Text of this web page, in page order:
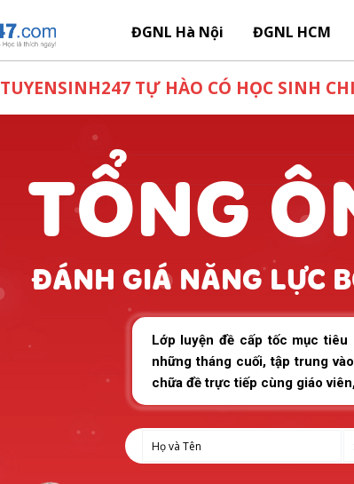
ĐGNL Hà Nội ĐGNL HCM
TUYENSINH247 TỰ HÀO CÓ HỌC SINH
Lớp luyện đề cấp tốc mục
những tháng cuối, tập trung
chữa đề trực tiếp cùng giáo
TỔNG
ĐÁNH GIÁ NĂNG LỰC